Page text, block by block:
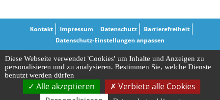
Kontakt Impressum Datenschutz
Barrierefreiheit
Datenschutz-Einstellungen anpassen
Diese Webseite verwendet 'Cookies' um Inhalte und Anzeigen zu
personalisieren und zu analysieren. Bestimmen Sie, welche Dienste
benutzt werden dürfen
Alle akzeptieren
Verbiete alle Cookies